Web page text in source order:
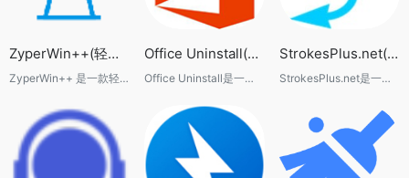
ZyperWin++(轻量级Windows系统优化工具)
ZyperWin++ 是一款轻便且功能强大的 Windows 系统优化工具，专为 Win7 到 Win11 的用户设计。该工具不仅能够帮助用户对系统进行全方位的性能优化，还支持垃圾清理和 Office 快速安装等功能，是一款集多种实用功能于一体的系统优化软件。
Office Uninstall(免费Office卸载工具)
Office Uninstall是一款专门设计用于卸载微软Office系列软件的工具。它基于微软官方的卸载方案制作，旨在帮助用户快速、彻底地卸载电脑中的Office软件，解决因多个版本冲突或旧版本残留引起的安装问题。
StrokesPlus.net(鼠标手势设置软件)
StrokesPlus.net是一款功能强大的鼠标手势设置软件，旨在通过自定义鼠标手势来简化电脑操作流程，提升用户工作效率。它适用于Windows操作系统，支持多种语言，包括简体中文，是一款面向广大电脑用户的高效工具。